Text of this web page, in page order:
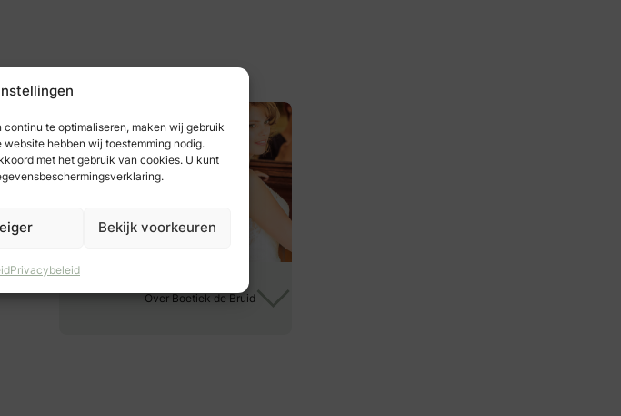
te optimaliseren, maken wij gebruik
hebben wij toestemming nodig.
met het gebruik van cookies. U kunt
Bekijk voorkeuren
Privacybeleid
Over Boetiek de Bruid